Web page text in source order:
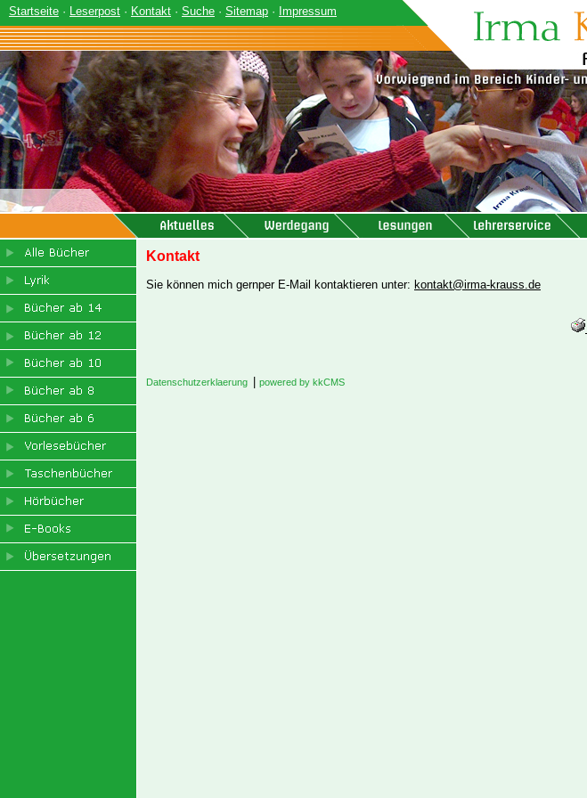
Startseite · Leserpost · Kontakt · Suche · Sitemap · Impressum
Kontakt
Sie können mich gernper E-Mail kontaktieren unter: kontakt@irma-krauss.de
Datenschutzerklaerung powered by kkCMS